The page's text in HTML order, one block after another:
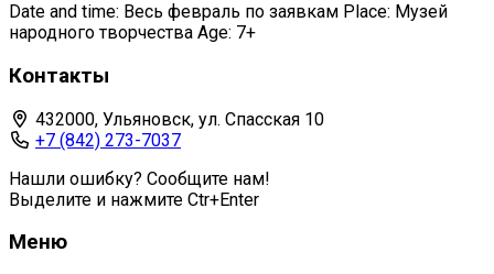
Date and time: Весь февраль по заявкам Place: Музей
народного творчества Age: 7+
Контакты
432000, Ульяновск, ул. Спасская 10
+7 (842) 273-7037
Нашли ошибку? Сообщите нам!
Выделите и нажмите Ctr+Enter
Меню